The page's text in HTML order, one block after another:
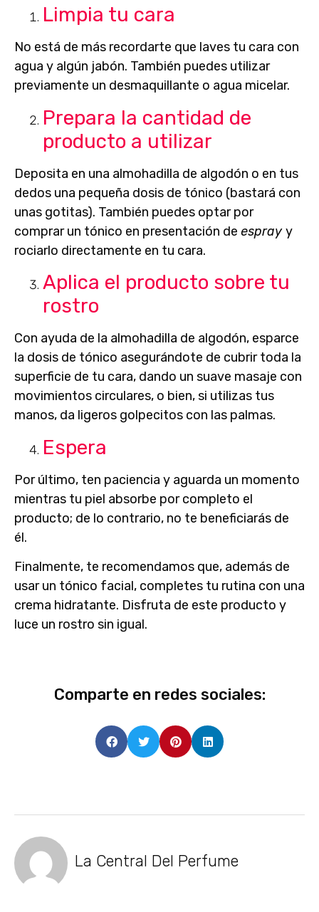
Limpia tu cara
No está de más recordarte que laves tu cara con
agua y algún jabón. También puedes utilizar
previamente un desmaquillante o agua micelar.
Prepara la cantidad de
producto a utilizar
Deposita en una almohadilla de algodón o en tus
dedos una pequeña dosis de tónico (bastará con
unas gotitas). También puedes optar por
comprar un tónico en presentación de esprayy
rociarlo directamente en tu cara.
Aplica el producto sobre tu
rostro
Con ayuda de la almohadilla de algodón, esparce
la dosis de tónico asegurándote de cubrir toda la
superficie de tu cara, dando un suave masaje con
movimientos circulares, o bien, si utilizas tus
manos, da ligeros golpecitos con las palmas.
Espera
Por último, ten paciencia y aguarda un momento
mientras tu piel absorbe por completo el
producto; de lo contrario, no te beneficiarás de
él.
Finalmente, te recomendamos que, además de
usar un tónico facial, completes tu rutina con una
crema hidratante. Disfruta de este producto y
luce un rostro sin igual.
Comparte en redes sociales:
La Central Del Perfume